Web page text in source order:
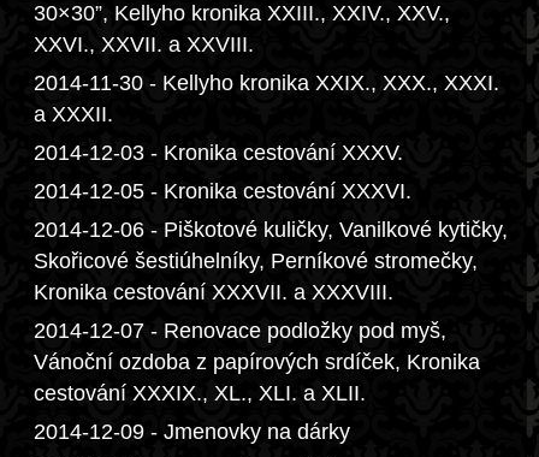
30×30”, Kellyho kronika XXIII., XXIV., XXV.,
XXVI., XXVII. a XXVIII.
2014-11-30 - Kellyho kronika XXIX., XXX., XXXI.
a XXXII.
2014-12-03 - Kronika cestování XXXV.
2014-12-05 - Kronika cestování XXXVI.
2014-12-06 - Piškotové kuličky, Vanilkové kytičky,
Skořicové šestiúhelníky, Perníkové stromečky,
Kronika cestování XXXVII. a XXXVIII.
2014-12-07 - Renovace podložky pod myš,
Vánoční ozdoba z papírových srdíček, Kronika
cestování XXXIX., XL., XLI. a XLII.
2014-12-09 - Jmenovky na dárky